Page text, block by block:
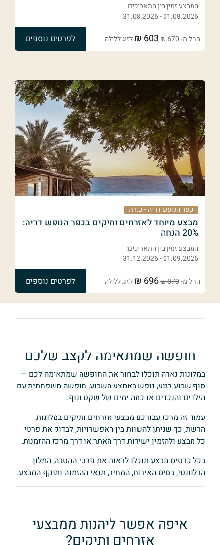
המבצע זמין בין התאריכים:
01.08.2026 - 31.08.2026
החל מ-670 ₪
603 ₪ לזוג ללילה לפרטים נוספים
כפר הנופש דריה - כנרת
מבצע מיוחד לאזרחים ותיקים בכפר הנופש דריה:
20% הנחה
המבצע זמין בין התאריכים:
01.09.2026 - 31.12.2026
החל מ-870 ₪
696 ₪ לזוג ללילה לפרטים נוספים
חופשה שמתאימה לקצב שלכם
במלונות נארה תוכלו לבחור את החופשה שמתאימה לכם —
סוף שבוע רגוע, נופש באמצע השבוע, חופשה משפחתית עם
הילדים והנכדים או כמה ימים של שקט ונוף.
עמוד זה מרכז עבורכם מבצעי אזרחים ותיקים במלונות
הרשת, כך שניתן להשוות בין האפשרויות, לבדוק את פרטי
כל מבצע ולהזמין ישירות דרך האתר או דרך מרכז ההזמנות.
בכל כרטיס מבצע תוכלו לראות את פרטי ההטבה, המלון
הרלוונטי, בסיס האירוח, המחיר, תנאי ההזמנה ותוקף המבצע.
איפה אפשר ליהנות ממבצעי
אזרחים ותיקים?